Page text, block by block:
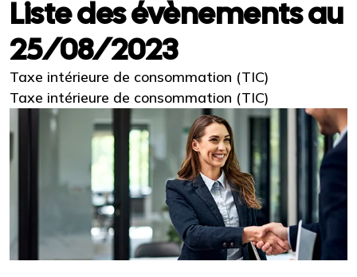
Liste des évènements au
25/08/2023
Taxe intérieure de consommation (TIC)
Taxe intérieure de consommation (TIC)